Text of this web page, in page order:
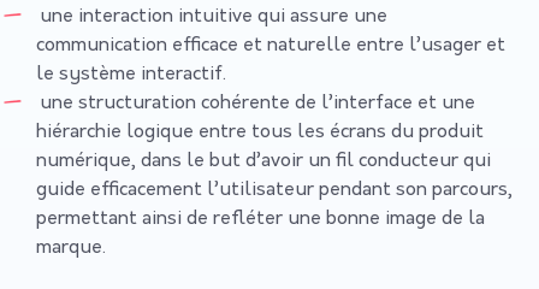
une interaction intuitive qui assure une
communication efficace et naturelle entre l’usager et
le système interactif.
une structuration cohérente de l’interface et une
hiérarchie logique entre tous les écrans du produit
numérique, dans le but d’avoir un fil conducteur qui
guide efficacement l’utilisateur pendant son parcours,
permettant ainsi de refléter une bonne image de la
marque.